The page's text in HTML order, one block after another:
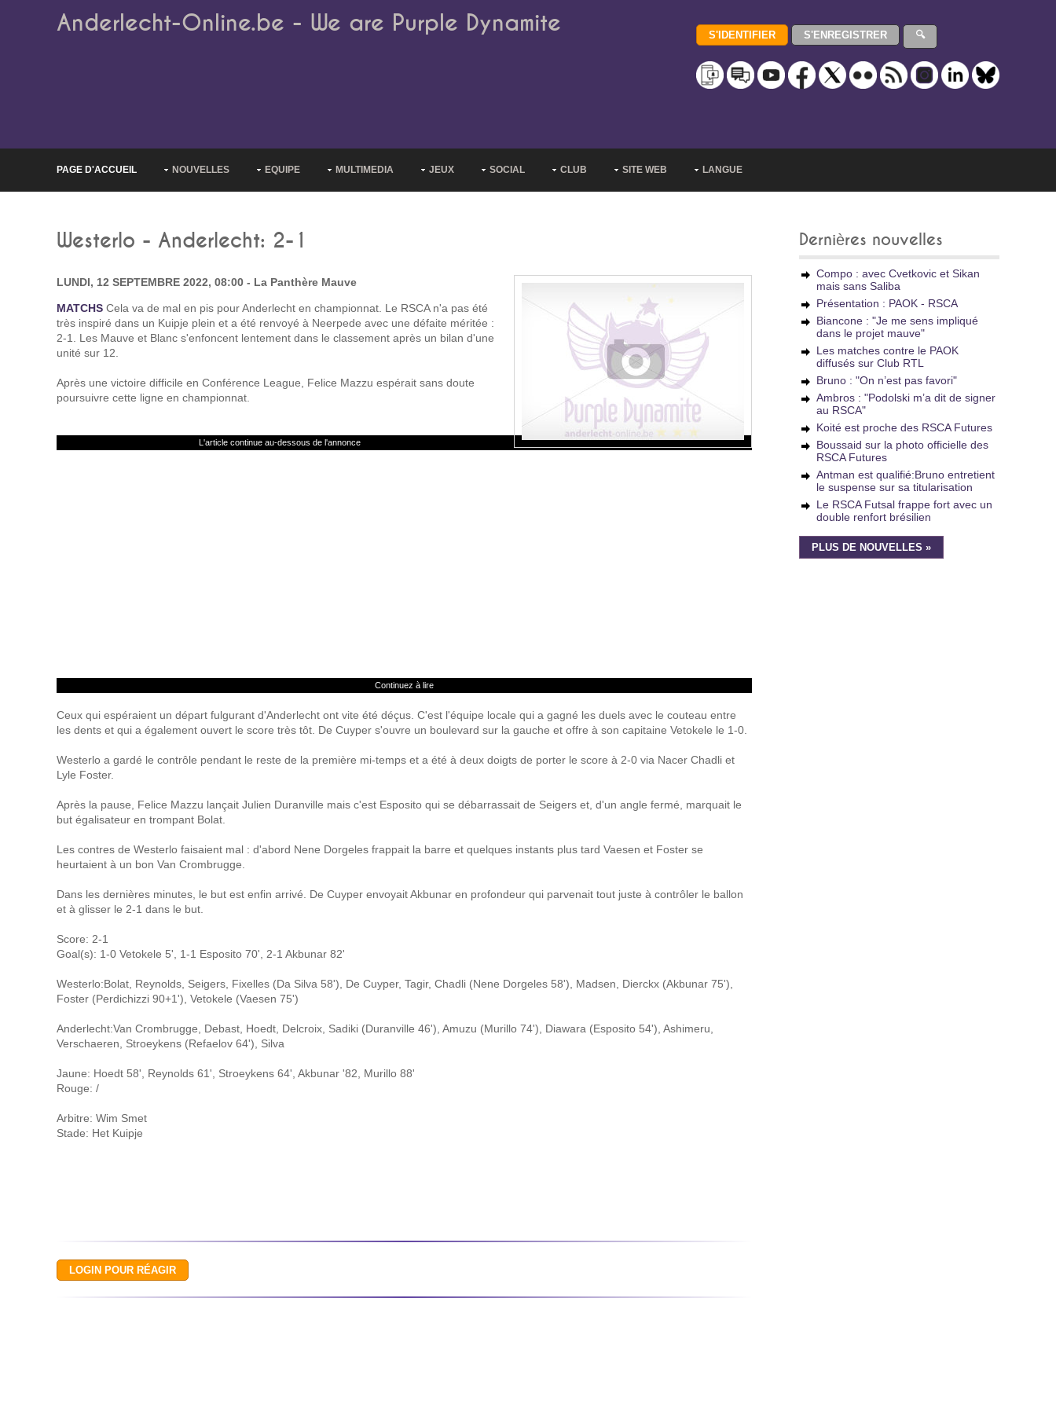
Anderlecht-Online.be - We are Purple Dynamite
PAGE D'ACCUEIL NOUVELLES EQUIPE MULTIMEDIA JEUX SOCIAL CLUB SITE WEB LANGUE
Westerlo - Anderlecht: 2-1
LUNDI, 12 SEPTEMBRE 2022, 08:00 - La Panthère Mauve
MATCHS Cela va de mal en pis pour Anderlecht en championnat. Le RSCA n'a pas été
très inspiré dans un Kuipje plein et a été renvoyé à Neerpede avec une défaite méritée :
2-1. Les Mauve et Blanc s'enfoncent lentement dans le classement après un bilan d'une
unité sur 12.
Après une victoire difficile en Conférence League, Felice Mazzu espérait sans doute
poursuivre cette ligne en championnat.
L'article continue au-dessous de l'annonce
Continuez à lire
Ceux qui espéraient un départ fulgurant d'Anderlecht ont vite été déçus. C'est l'équipe locale qui a gagné les duels avec le couteau entre
les dents et qui a également ouvert le score très tôt. De Cuyper s'ouvre un boulevard sur la gauche et offre à son capitaine Vetokele le 1-0.
Westerlo a gardé le contrôle pendant le reste de la première mi-temps et a été à deux doigts de porter le score à 2-0 via Nacer Chadli et
Lyle Foster.
Après la pause, Felice Mazzu lançait Julien Duranville mais c'est Esposito qui se débarrassait de Seigers et, d'un angle fermé, marquait le
but égalisateur en trompant Bolat.
Les contres de Westerlo faisaient mal : d'abord Nene Dorgeles frappait la barre et quelques instants plus tard Vaesen et Foster se
heurtaient à un bon Van Crombrugge.
Dans les dernières minutes, le but est enfin arrivé. De Cuyper envoyait Akbunar en profondeur qui parvenait tout juste à contrôler le ballon
et à glisser le 2-1 dans le but.
Score: 2-1
Goal(s): 1-0 Vetokele 5', 1-1 Esposito 70', 2-1 Akbunar 82'
Westerlo:Bolat, Reynolds, Seigers, Fixelles (Da Silva 58'), De Cuyper, Tagir, Chadli (Nene Dorgeles 58'), Madsen, Dierckx (Akbunar 75'),
Foster (Perdichizzi 90+1'), Vetokele (Vaesen 75')
Anderlecht:Van Crombrugge, Debast, Hoedt, Delcroix, Sadiki (Duranville 46'), Amuzu (Murillo 74'), Diawara (Esposito 54'), Ashimeru,
Verschaeren, Stroeykens (Refaelov 64'), Silva
Jaune: Hoedt 58', Reynolds 61', Stroeykens 64', Akbunar '82, Murillo 88'
Rouge: /
Arbitre: Wim Smet
Stade: Het Kuipje
Dernières nouvelles
Compo : avec Cvetkovic et Sikan
mais sans Saliba
Présentation : PAOK - RSCA
Biancone : "Je me sens impliqué
dans le projet mauve"
Les matches contre le PAOK
diffusés sur Club RTL
Bruno : "On n’est pas favori"
Ambros : "Podolski m’a dit de signer
au RSCA"
Koité est proche des RSCA Futures
Boussaid sur la photo officielle des
RSCA Futures
Antman est qualifié:Bruno entretient
le suspense sur sa titularisation
Le RSCA Futsal frappe fort avec un
double renfort brésilien
PLUS DE NOUVELLES »